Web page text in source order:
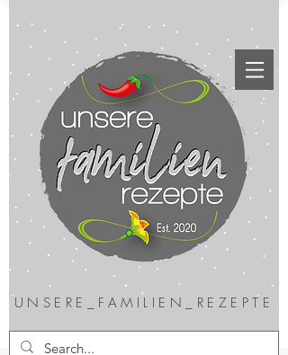
UNSERE_FAMILIEN_REZEPTE